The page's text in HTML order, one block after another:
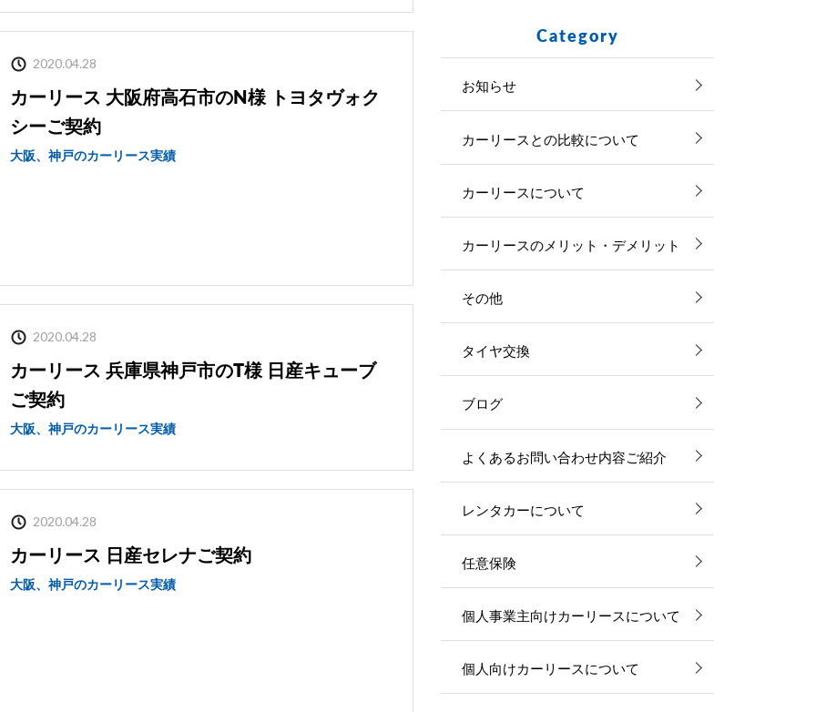
2020.04.28
カーリース 大阪府高石市のN様 トヨタヴォク
シーご契約
大阪、神戸のカーリース実績
2020.04.28
カーリース 兵庫県神戸市のT様 日産キューブ
ご契約
大阪、神戸のカーリース実績
2020.04.28
カーリース 日産セレナご契約
大阪、神戸のカーリース実績
Category
お知らせ
カーリースとの比較について
カーリースについて
カーリースのメリット・デメリット
その他
タイヤ交換
ブログ
よくあるお問い合わせ内容ご紹介
レンタカーについて
任意保険
個人事業主向けカーリースについて
個人向けカーリースについて